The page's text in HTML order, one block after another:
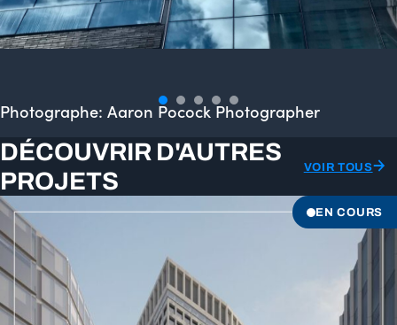
Photographe: Aaron Pocock Photographer
DÉCOUVRIR D'AUTRES
PROJETS
VOIR TOUS
EN COURS